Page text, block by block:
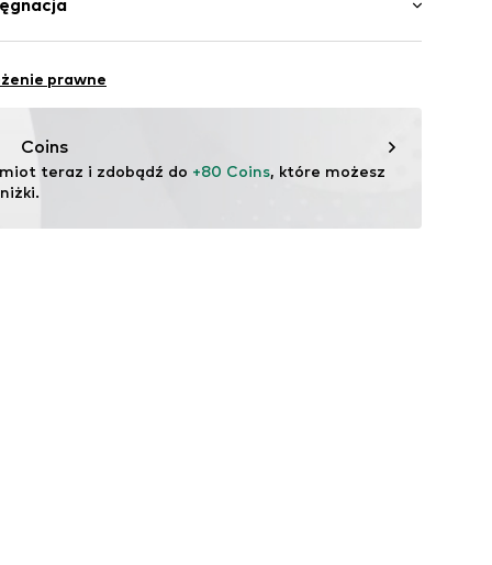
Mikropoliester
Portugalia
prawne
Coins
teraz i zdobądź do +80 Coins, które możesz